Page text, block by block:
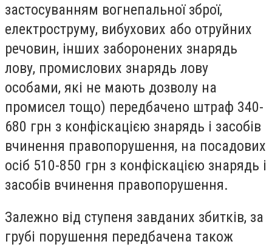
застосуванням вогнепальної зброї,
електроструму, вибухових або отруйних
речовин, інших заборонених знарядь
лову, промислових знарядь лову
особами, які не мають дозволу на
промисел тощо) передбачено штраф 340-
680 грн з конфіскацією знарядь і засобів
вчинення правопорушення, на посадових
осіб 510-850 грн з конфіскацією знарядь і
засобів вчинення правопорушення.
Залежно від ступеня завданих збитків, за
грубі порушення передбачена також